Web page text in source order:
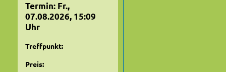
Termin: Fr.,
07.08.2026, 15:09
Uhr
Treffpunkt:
Preis: